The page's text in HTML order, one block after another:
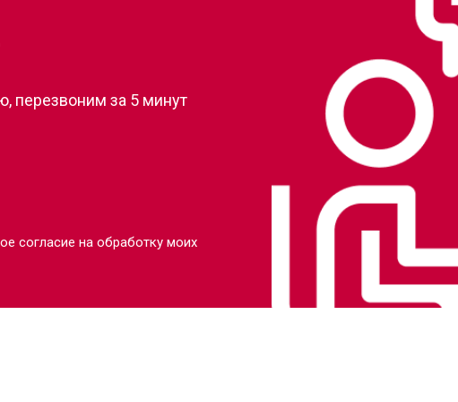
от 4500 ₽
от 130 мин от 4800 ₽
перезвоним за 5 минут
согласие на обработку моих